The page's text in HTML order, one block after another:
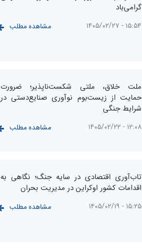
گرامی‌باد
۱۵:۵۴ - ۱۴۰۵/۰۲/۲۷ مشاهده مطلب
ملت خلاق، ملتی شکست‌ناپذیر؛ ضرورت
حمایت از زیست‌بوم نوآوری صنایع‌دستی در
شرایط جنگی
۱۲:۰۸ - ۱۴۰۵/۰۲/۲۲ مشاهده مطلب
تاب‌آوری اقتصادی در سایه جنگ؛ نگاهی به
اقدامات کشور اوکراین در مدیریت بحران
۱۵:۲۵ - ۱۴۰۵/۰۲/۱۹ مشاهده مطلب